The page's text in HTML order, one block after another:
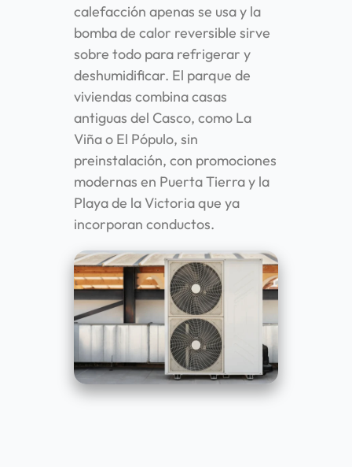
calefacción apenas se usa y la
bomba de calor reversible sirve
sobre todo para refrigerar y
deshumidificar. El parque de
viviendas combina casas
antiguas del Casco, como La
Viña o El Pópulo, sin
preinstalación, con promociones
modernas en Puerta Tierra y la
Playa de la Victoria que ya
incorporan conductos.